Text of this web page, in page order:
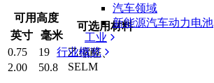
汽车领域
新能源汽车动力电池
工业
行业概览
可用高度
可选用材料
英寸
毫米
0.75
19
乙缩醛、
SELM
2.00 50.8